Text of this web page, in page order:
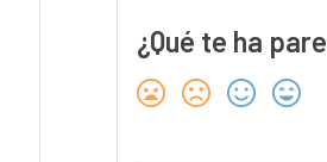
¿Qué te ha